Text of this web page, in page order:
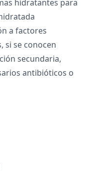
hidratantes para
a factores
si se conocen
secundaria,
antibióticos o